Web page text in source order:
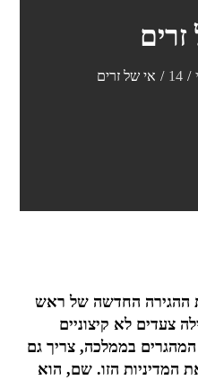
14 אי של זרים
ההגירה החדשה של ראש
צעדים לא קיצוניים
בממלכה, צריך גם
המדיניות הזו. שם, הוא